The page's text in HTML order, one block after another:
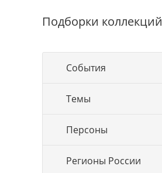
Подборки коллекций
События
Темы
Персоны
Регионы России